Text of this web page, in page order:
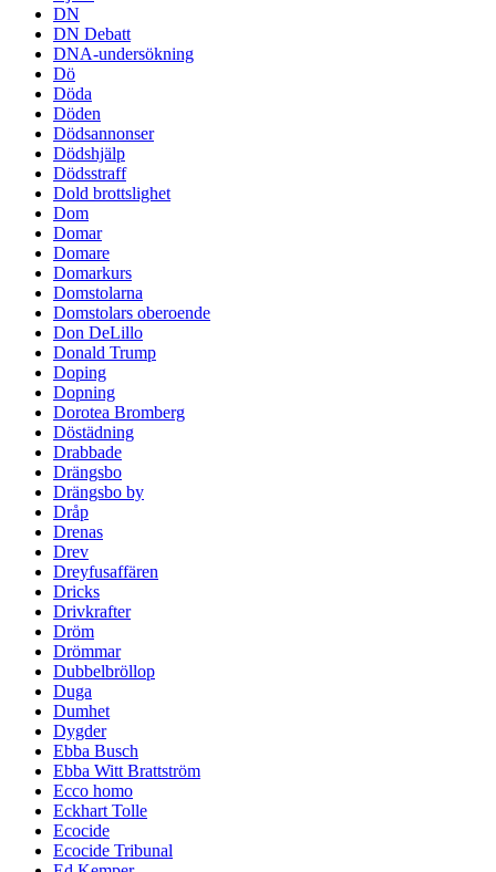
DN
DN Debatt
DNA-undersökning
Dö
Döda
Döden
Dödsannonser
Dödshjälp
Dödsstraff
Dold brottslighet
Dom
Domar
Domare
Domarkurs
Domstolarna
Domstolars oberoende
Don DeLillo
Donald Trump
Doping
Dopning
Dorotea Bromberg
Döstädning
Drabbade
Drängsbo
Drängsbo by
Dråp
Drenas
Drev
Dreyfusaffären
Dricks
Drivkrafter
Dröm
Drömmar
Dubbelbröllop
Duga
Dumhet
Dygder
Ebba Busch
Ebba Witt Brattström
Ecco homo
Eckhart Tolle
Ecocide
Ecocide Tribunal